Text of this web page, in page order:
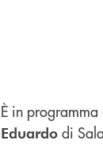
È in programma
Eduardo di